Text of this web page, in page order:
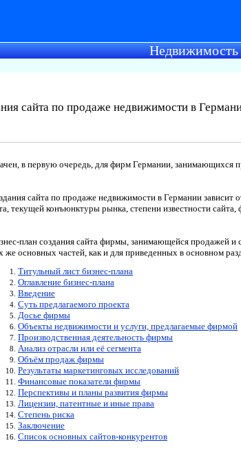
Недвижимость
сайта по продаже недвижимости в
в первую очередь, для фирм Германии,
сайта по продаже недвижимости в Германии
текущей конъюнктуры рынка, степени известности
план создания сайта фирмы, занимающейся продажей
же основных частей, как и для приведенных в основном
Титульный лист бизнес-плана
Оглавление бизнес-плана
Введение
Суть предлагаемого проекта
Досье фирмы
Объекты недвижимости и услуги, предлагаемые фирмой
Производственная деятельность фирмы
Анализ отрасли или её сегмента
Объём продаж фирмы
Результаты маркетинговых исследований
Финансовые показатели фирмы
Перспективы и планы развития фирмы
Лицензии, патентные и иные права
Степень риска
Заключение
Список основных сайтов-конкурентов